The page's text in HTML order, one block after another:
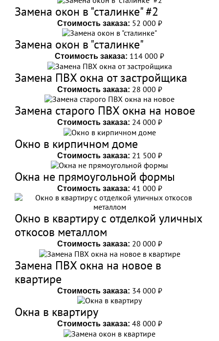
Замена окон в "сталинке" #2
Стоимость заказа: 52 000 ₽
Замена окон в "сталинке"
Стоимость заказа: 114 000 ₽
Замена ПВХ окна от застройщика
Стоимость заказа: 28 000 ₽
Замена старого ПВХ окна на новое
Стоимость заказа: 24 000 ₽
Окно в кирпичном доме
Стоимость заказа: 21 500 ₽
Окна не прямоугольной формы
Стоимость заказа: 41 000 ₽
Окно в квартиру с отделкой уличных
откосов металлом
Стоимость заказа: 20 000 ₽
Замена ПВХ окна на новое в
квартире
Стоимость заказа: 34 000 ₽
Окна в квартиру
Стоимость заказа: 48 000 ₽